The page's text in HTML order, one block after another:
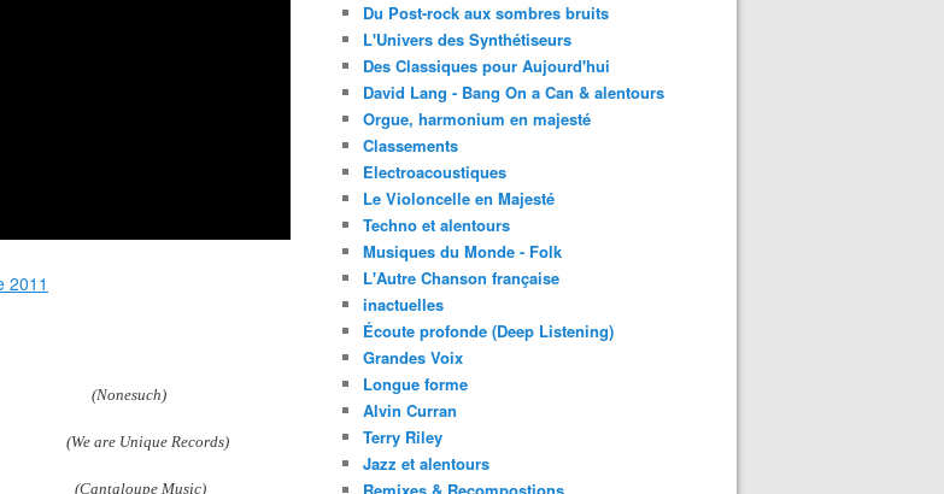
(Nonesuch)
(We are Unique Records)
(Cantaloupe Music)
Du Post-rock aux sombres bruits
L'Univers des Synthétiseurs
Des Classiques pour Aujourd'hui
David Lang - Bang On a Can & alentours
Orgue, harmonium en majesté
Classements
Electroacoustiques
Le Violoncelle en Majesté
Techno et alentours
Musiques du Monde - Folk
L'Autre Chanson française
inactuelles
Écoute profonde (Deep Listening)
Grandes Voix
Longue forme
Alvin Curran
Terry Riley
Jazz et alentours